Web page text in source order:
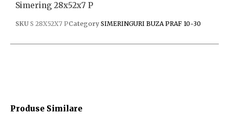
Produse Similare
Simering 28x52x7 P
SKU S 28X52X7 PCategory SIMERINGURI BUZA PRAF 10-30